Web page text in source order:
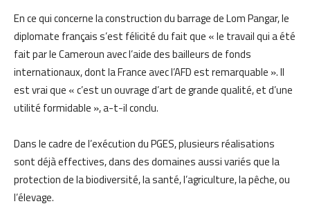
En ce qui concerne la construction du barrage de Lom Pangar, le
diplomate français s’est félicité du fait que « le travail qui a été
fait par le Cameroun avec l’aide des bailleurs de fonds
internationaux, dont la France avec l’AFD est remarquable ». Il
est vrai que « c’est un ouvrage d’art de grande qualité, et d’une
utilité formidable », a-t-il conclu.
Dans le cadre de l’exécution du PGES, plusieurs réalisations
sont déjà effectives, dans des domaines aussi variés que la
protection de la biodiversité, la santé, l’agriculture, la pêche, ou
l’élevage.